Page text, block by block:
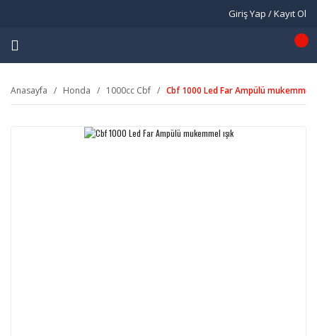
Giriş Yap / Kayıt Ol
Anasayfa Honda 1000cc Cbf Cbf 1000 Led Far Ampülü mukemmel